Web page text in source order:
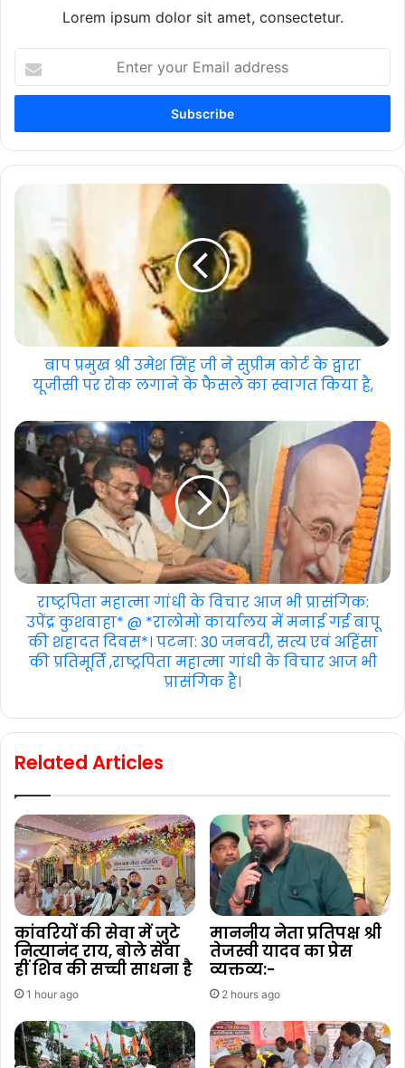
Lorem ipsum dolor sit amet, consectetur.
your
Email
बाप प्रमुख श्री उमेश सिंह जी ने सुप्रीम कोर्ट के द्वारा
यूजीसी पर रोक लगाने के फैसले का स्वागत किया है,
राष्ट्रपिता महात्मा गांधी के विचार आज भी प्रासंगिक:
उपेंद्र कुशवाहा* @ *रालोमो कार्यालय में मनाई गई बापू
की शहादत दिवस*। पटना: 30 जनवरी, सत्य एवं अहिंसा
की प्रतिमूर्ति ,राष्ट्रपिता महात्मा गांधी के विचार आज भी
प्रासंगिक है।
Related Articles
कांवरियों की सेवा में जुटे
नित्यानंद राय, बोले सेवा
हीं शिव की सच्ची साधना है
1 hour ago
माननीय नेता प्रतिपक्ष श्री
तेजस्वी यादव का प्रेस
व्यक्तव्य:-
2 hours ago